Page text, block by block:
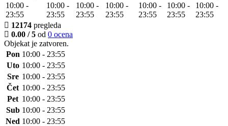
10:00 -
23:55
10:00 -
23:55
10:00 -
23:55
10:00 -
23:55
10:00 -
23:55
10:00 -
23:55
10:00 -
23:55
12174 pregleda
0.00 / 5 od 0 ocena
Objekat je zatvoren.
Pon 10:00 - 23:55
Uto 10:00 - 23:55
Sre 10:00 - 23:55
Čet 10:00 - 23:55
Pet 10:00 - 23:55
Sub 10:00 - 23:55
Ned 10:00 - 23:55